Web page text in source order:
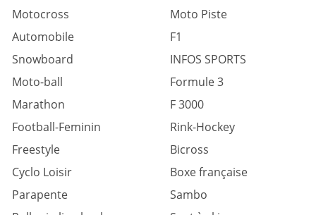
Motocross
Moto Piste
Automobile
F1
Snowboard
INFOS SPORTS
Moto-ball
Formule 3
Marathon
F 3000
Football-Feminin
Rink-Hockey
Freestyle
Bicross
Cyclo Loisir
Boxe française
Parapente
Sambo